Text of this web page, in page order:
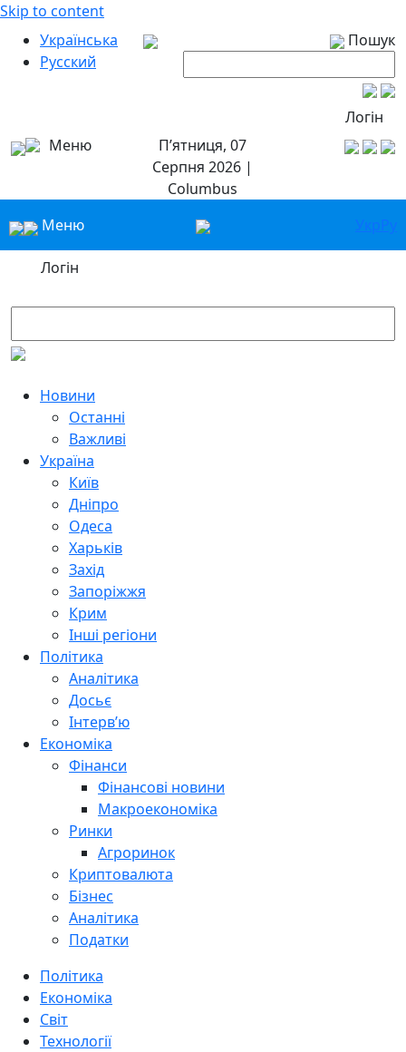
Skip to content
Українська
Русский
Пошук
Логін
Меню
П’ятниця, 07
Серпня 2026 |
Columbus
Меню
УкрРу
Логін
Новини
Останні
Важливі
Україна
Київ
Дніпро
Одеса
Харьків
Захід
Запоріжжя
Крим
Інші регіони
Політика
Аналітика
Досьє
Інтерв’ю
Економіка
Фінанси
Фінансові новини
Макроекономіка
Ринки
Агроринок
Криптовалюта
Бізнес
Аналітика
Податки
Політика
Економіка
Світ
Технології